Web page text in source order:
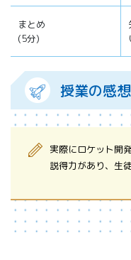
まとめ
(5分)
授業の感
実際にロケット開
説得力があり、生